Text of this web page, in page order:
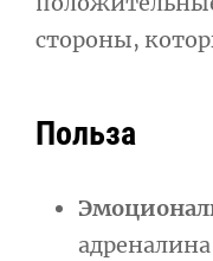
стороны,
Польза